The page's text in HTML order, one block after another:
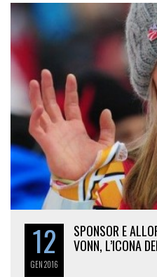
12
GEN2016
SPONSOR E
VONN, L’ICONA